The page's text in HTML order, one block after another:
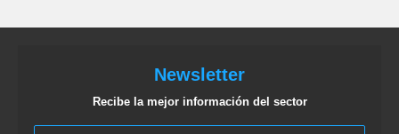
Newsletter
Recibe la mejor información del sector